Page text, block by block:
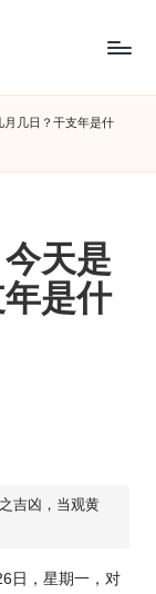
月几日？干支年是什
天是
是什
吉凶，当观黄
日，星期一，对